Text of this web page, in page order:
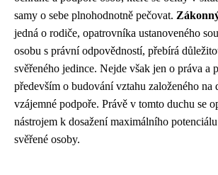
samy o sebe plnohodnotně pečovat.
jedná o rodiče, opatrovníka ustanoveného
osobu s právní odpovědností, přebírá
svěřeného jedince. Nejde však jen o práva a
především o budování vztahu založeného na
vzájemné podpoře. Právě v tomto duchu se
nástrojem k dosažení maximálního
svěřené osoby.